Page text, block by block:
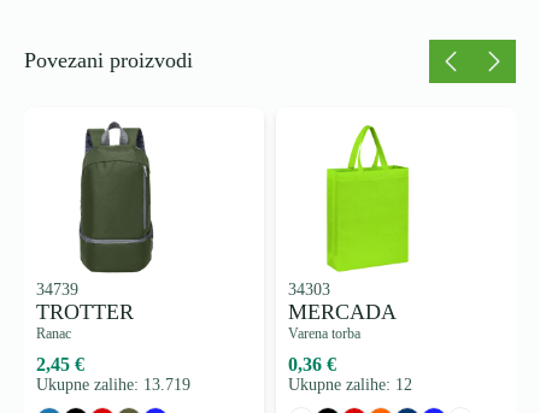
Povezani proizvodi
34739
TROTTER
Ranac
2,45 €
Ukupne zalihe: 13.719
34303
MERCADA
Varena torba
0,36 €
Ukupne zalihe: 12